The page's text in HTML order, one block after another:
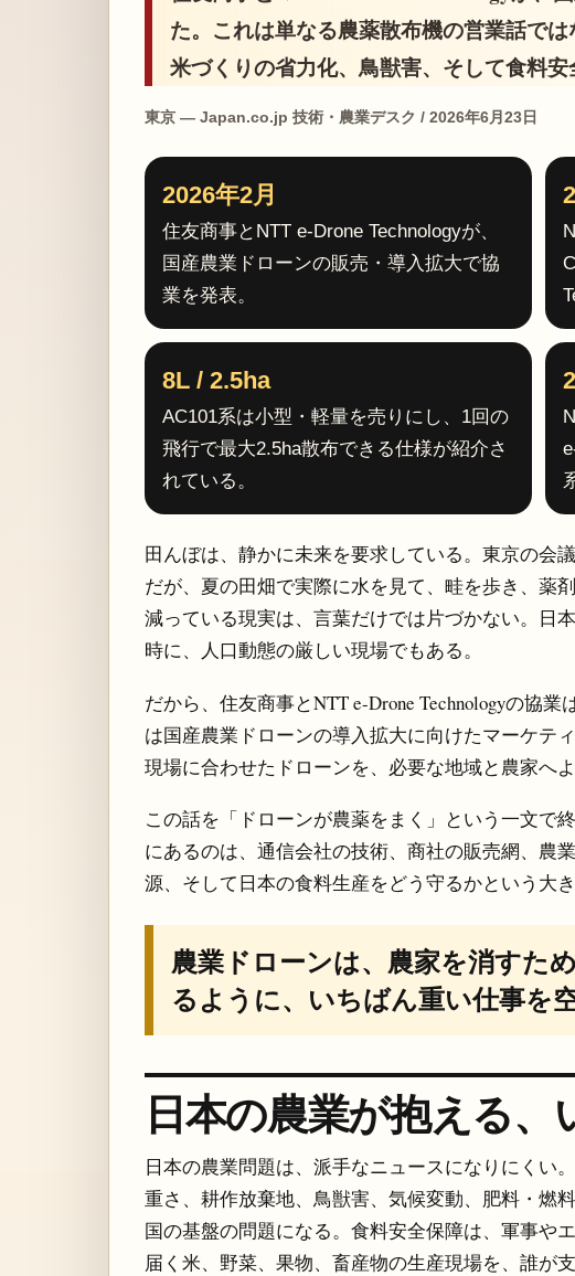
た。これは単なる農薬散布機の営業話で
米づくりの省力化、鳥獣害、そして食料安
東京 — Japan.co.jp 技術・農業デスク / 2026年6月23日
2026年2月
住友商事とNTT e-Drone Technologyが、
国産農業ドローンの販売・導入拡大で協
業を発表。
8L / 2.5ha
AC101系は小型・軽量を売りにし、1回の
飛行で最大2.5ha散布できる仕様が紹介さ
れている。
田んぼは、静かに未来を要求している。東京の会
だが、夏の田畑で実際に水を見て、畦を歩き、薬
減っている現実は、言葉だけでは片づかない。日
時に、人口動態の厳しい現場でもある。
だから、住友商事とNTT e-Drone Technologyの協
は国産農業ドローンの導入拡大に向けたマーケテ
現場に合わせたドローンを、必要な地域と農家へ
この話を「ドローンが農薬をまく」という一文で
にあるのは、通信会社の技術、商社の販売網、農
源、そして日本の食料生産をどう守るかという大き
農業ドローンは、農家を消すた
るように、いちばん重い仕事を
日本の農業が抱える
日本の農業問題は、派手なニュースになりにくい
重さ、耕作放棄地、鳥獣害、気候変動、肥料・燃
国の基盤の問題になる。食料安全保障は、軍事や
届く米、野菜、果物、畜産物の生産現場を、誰が